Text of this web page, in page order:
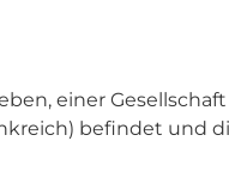
einer
befindet und